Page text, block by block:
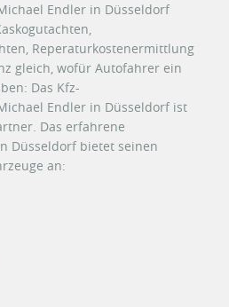
Endler in Düsseldorf
Reperaturkostenermittlung
gleich, wofür Autofahrer ein
Das Kfz-
Endler in Düsseldorf ist
Das erfahrene
Düsseldorf bietet seinen
an: